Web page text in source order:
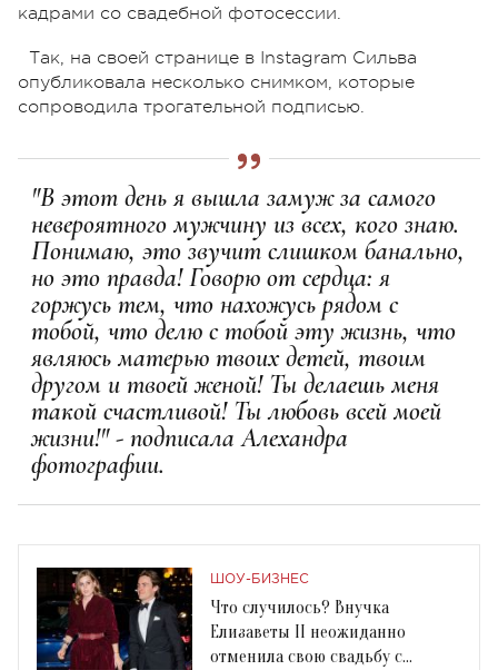
кадрами со свадебной фотосессии.
Так, на своей странице в Instagram Сильва
опубликовала несколько снимком, которые
сопроводила трогательной подписью.
"В этот день я вышла замуж за самого
невероятного мужчину из всех, кого знаю.
Понимаю, это звучит слишком банально,
но это правда! Говорю от сердца: я
горжусь тем, что нахожусь рядом с
тобой, что делю с тобой эту жизнь, что
являюсь матерью твоих детей, твоим
другом и твоей женой! Ты делаешь меня
такой счастливой! Ты любовь всей моей
жизни!" - подписала Алехандра
фотографии.
ШОУ-БИЗНЕС
Что случилось? Внучка
Елизаветы II неожиданно
отменила свою свадьбу с